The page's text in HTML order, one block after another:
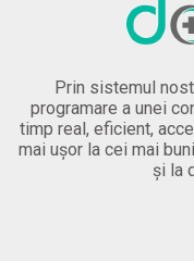
Prin sistemul
programare a unei
timp real, eficient,
mai ușor la cei mai
și la